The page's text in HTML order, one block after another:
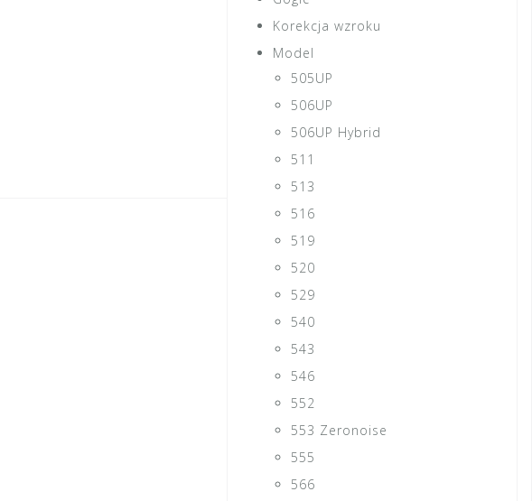
Korekcja wzroku
Model
505UP
506UP
506UP Hybrid
511
513
516
519
520
529
540
543
546
552
553 Zeronoise
555
566